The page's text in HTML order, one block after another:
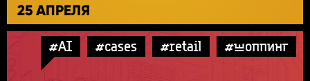
25 АПРЕЛЯ
#AI #cases #retail #шоппинг